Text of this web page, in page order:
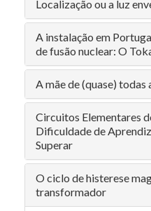
Localização ou a luz
A instalação em
de fusão nuclear: O
A mãe de (quase)
Circuitos Elementares
Dificuldade de
Superar
O ciclo de histerese
transformador